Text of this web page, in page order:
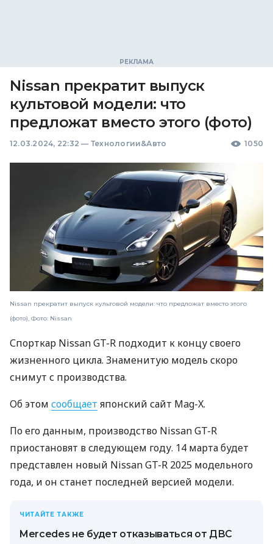
Nissan прекратит выпуск
культовой модели: что
предложат вместо этого (фото)
12.03.2024, 22:32 — Технологии&Авто 1050
Nissan прекратит выпуск культовой модели: что предложат вместо этого
(фото), Фото: Nissan
Спорткар Nissan GT-R подходит к концу своего
жизненного цикла. Знаменитую модель скоро
снимут с производства.
Об этом сообщает японский сайт Mag-X.
По его данным, производство Nissan GT-R
приостановят в следующем году. 14 марта будет
представлен новый Nissan GT-R 2025 модельного
года, и он станет последней версией модели.
ЧИТАЙТЕ ТАКЖЕ
Mercedes не будет отказываться от ДВС